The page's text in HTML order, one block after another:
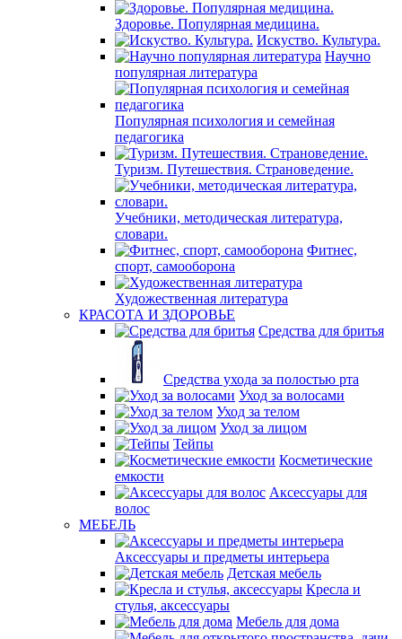
Здоровье. Популярная медицина.
Искуство. Культура.
Научно
популярная литература
Популярная психология и семейная
педагогика
Туризм. Путешествия. Страноведение.
Учебники, методическая литература,
словари.
Фитнес,
спорт, самооборона
Художественная литература
КРАСОТА И ЗДОРОВЬЕ
Средства для бритья
Средства ухода за полостью рта
Уход за волосами
Уход за телом
Уход за лицом
Тейпы
Косметические
емкости
Аксессуары для
волос
МЕБЕЛЬ
Аксессуары и предметы интерьера
Детская мебель
Кресла и
стулья, аксессуары
Мебель для дома